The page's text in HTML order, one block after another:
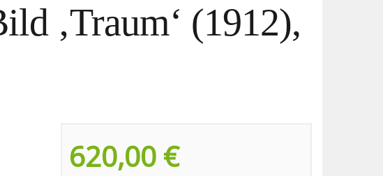
‚Traum‘ (1912),
620,00 €